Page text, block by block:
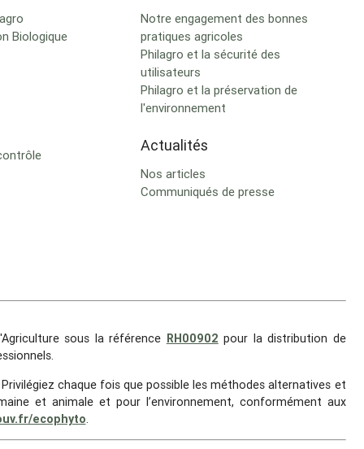
Biologique
Notre engagement des bonnes
pratiques agricoles
Philagro et la sécurité des
utilisateurs
Philagro et la préservation de
l'environnement
Actualités
Nos articles
Communiqués de presse
sous la référence RH00902 pour la distribution de
chaque fois que possible les méthodes alternatives et
et animale et pour l’environnement, conformément aux
ecophyto.